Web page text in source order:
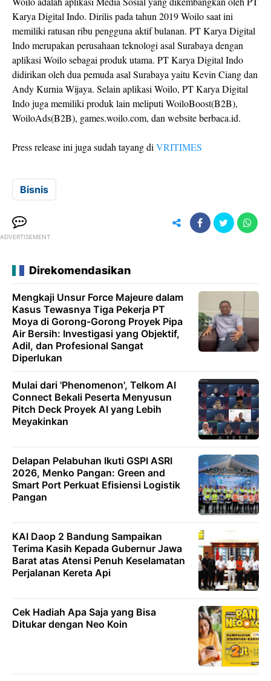
Karya Digital Indo. Dirilis pada tahun 2019 Woilo saat ini
memiliki ratusan ribu pengguna aktif bulanan. PT Karya Digital
Indo merupakan perusahaan teknologi asal Surabaya dengan
aplikasi Woilo sebagai produk utama. PT Karya Digital Indo
didirikan oleh dua pemuda asal Surabaya yaitu Kevin Ciang dan
Andy Kurnia Wijaya. Selain aplikasi Woilo, PT Karya Digital
Indo juga memiliki produk lain meliputi WoiloBoost(B2B),
WoiloAds(B2B), games.woilo.com, dan website berbaca.id.
Press release ini juga sudah tayang diVRITIMES
Bisnis
ADVERTISEMENT
Direkomendasikan
Mengkaji Unsur Force Majeure dalam
Kasus Tewasnya Tiga Pekerja PT
Moya di Gorong-Gorong Proyek Pipa
Air Bersih: Investigasi yang Objektif,
Adil, dan Profesional Sangat
Diperlukan
Mulai dari 'Phenomenon', Telkom AI
Connect Bekali Peserta Menyusun
Pitch Deck Proyek AI yang Lebih
Meyakinkan
Delapan Pelabuhan Ikuti GSPI ASRI
2026, Menko Pangan: Green and
Smart Port Perkuat Efisiensi Logistik
Pangan
KAI Daop 2 Bandung Sampaikan
Terima Kasih Kepada Gubernur Jawa
Barat atas Atensi Penuh Keselamatan
Perjalanan Kereta Api
Cek Hadiah Apa Saja yang Bisa
Ditukar dengan Neo Koin